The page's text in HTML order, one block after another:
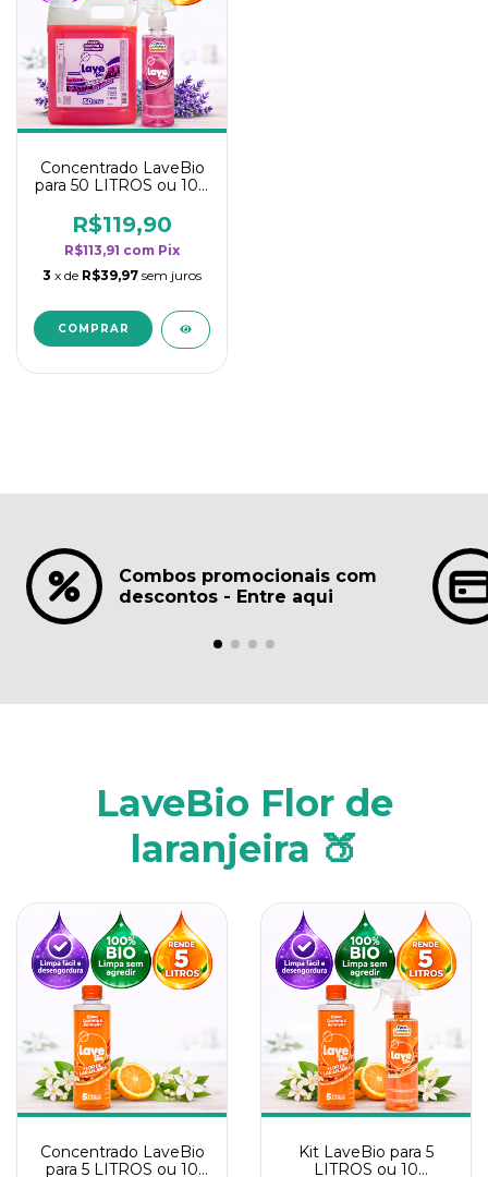
Concentrado LaveBio
para 50 LITROS ou 100
rendimento da
categoria - Lavanda
R$119,90
R$113,91 com Pix
3 x de R$39,97 sem juros
Combos promocionais com
descontos - Entre aqui
LaveBio Flor de
laranjeira 🍑
Concentrado LaveBio
para 5 LITROS ou 10
Kit LaveBio para 5
LITROS ou 10